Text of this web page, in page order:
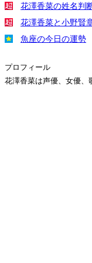
花澤香菜の姓名判
花澤香菜と小野賢
魚座の今日の運勢
プロフィール
花澤香菜は声優、女優、